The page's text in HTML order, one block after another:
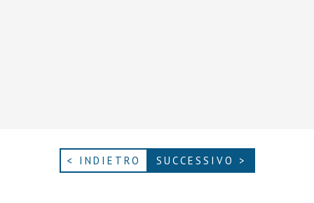
< INDIETRO SUCCESSIVO >